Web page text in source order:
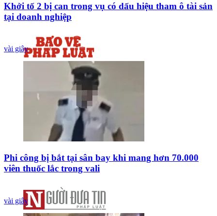
Khởi tố 2 bị can trong vụ có dấu hiệu tham ô tài sản
tại doanh nghiệp
vài giây
Phi công bị bắt tại sân bay khi mang hơn 70.000
viên thuốc lắc trong vali
vài giây